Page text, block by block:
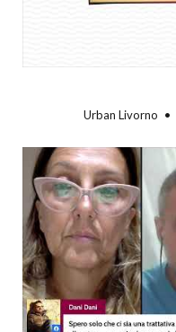
Urban Livorno